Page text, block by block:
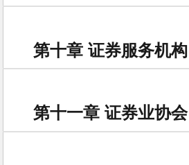
第十章 证券服务机构
第十一章 证券业协会